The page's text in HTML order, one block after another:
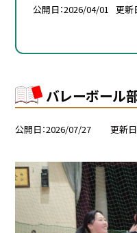
公開日 2026/04/01 更新
バレーボー
公開日 2026/07/27 更新日